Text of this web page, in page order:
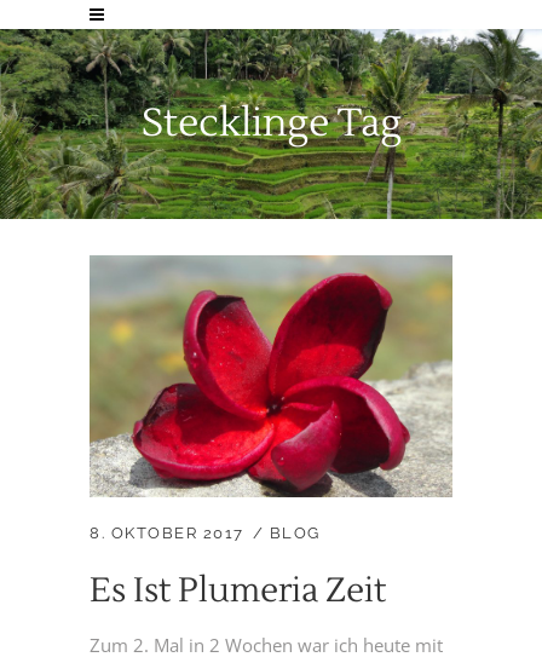
Stecklinge Tag
8. OKTOBER 2017 BLOG
Es Ist Plumeria Zeit
Zum 2. Mal in 2 Wochen war ich heute mit